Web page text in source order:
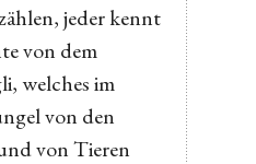
jeder kennt
von dem
welches im
von den
von Tieren